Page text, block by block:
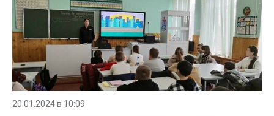
20.01.2024 в 10:09